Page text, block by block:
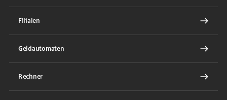
Filialen
Geldautomaten
Rechner